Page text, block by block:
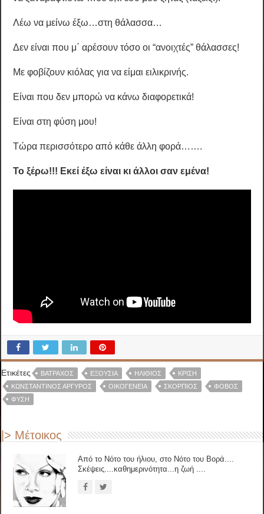
Λέω να μείνω έξω…στη θάλασσα…
Δεν είναι που μ΄ αρέσουν τόσο οι “ανοιχτές” θάλασσες!
Με φοβίζουν κιόλας για να είμαι ειλικρινής.
Είναι που δεν μπορώ να κάνω διαφορετικά!
Είναι στη φύση μου!
Τώρα περισσότερο από κάθε άλλη φορά…….
Το ξέρω!!! Εκεί έξω είναι κι άλλοι σαν εμένα!
Ετικέτες ΒΑΤΡΑΧΟΣ ΕΞΟΥΣΊΑ ΗΛΊΘΙΟΣ
ΚΡΙΣΗ
ΚΩΝΣΤΑΝΤΙΝΟΣ ΑΡΓΥΡΟΣ
ΟΙΚΟΓΈΝΕΙΑ ΣΚΟΡΠΙΟΣ
ΦΌΒΟΣ
ΦΥΣΗ
|> Μέτοικος
Από το Νότο του ήλιου, στο Νότο του Βορά....
Σκέψεις....καθημερινότητα...η ζωή ....